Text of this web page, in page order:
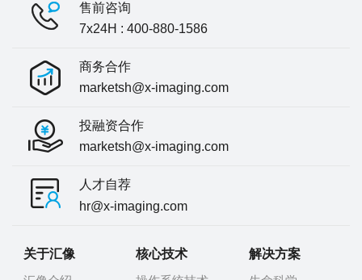
售前咨询
7x24H : 400-880-1586
商务合作
marketsh@x-imaging.com
投融资合作
marketsh@x-imaging.com
人才自荐
hr@x-imaging.com
关于汇像
核心技术
解决方案